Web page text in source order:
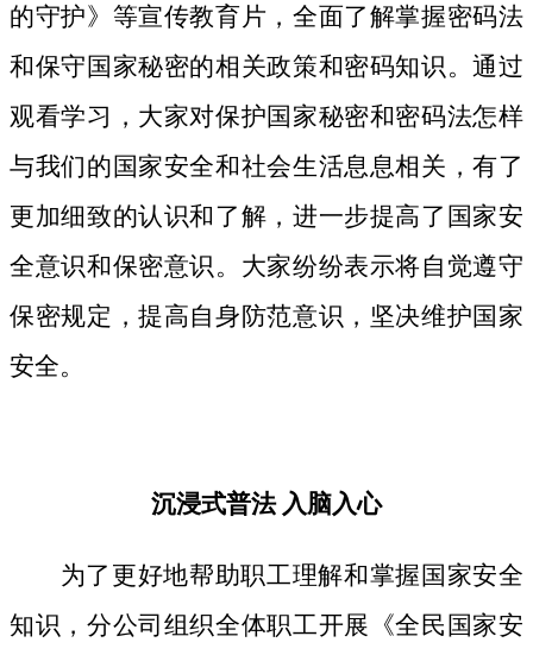
的守护》等宣传教育片， 全面了解掌握密码法
和保守国家秘密的相关政策和密码知识。通过
观看学习，大家对保护国家秘密和密码法怎样
与我们的国家安全和社会生活息息相关，有了
更加细致的认识和了解，进一步提高了国家安
全意识和保密意识。大家纷纷表示将自觉遵守
保密规定，提高自身防范意识，坚决维护国家
安全。
沉浸式普法 入脑入心
为了更好地帮助职工理解和掌握国家安全
知识，分公司组织全体职工开展《全民国家安